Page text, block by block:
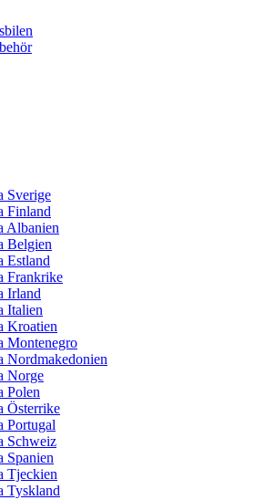
Sverige
Finland
Albanien
Belgien
Estland
Frankrike
Irland
Italien
Kroatien
Montenegro
Nordmakedonien
Norge
Polen
Österrike
Portugal
Schweiz
Spanien
Tjeckien
Tyskland